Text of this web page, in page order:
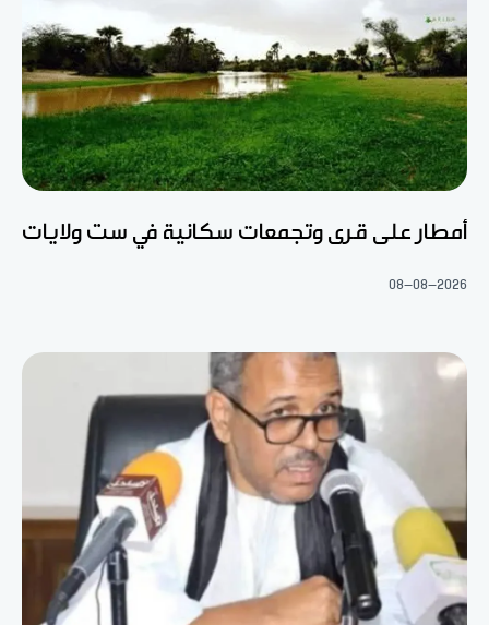
أمطار على قرى وتجمعات سكانية في ست ولايات
08-08-2026